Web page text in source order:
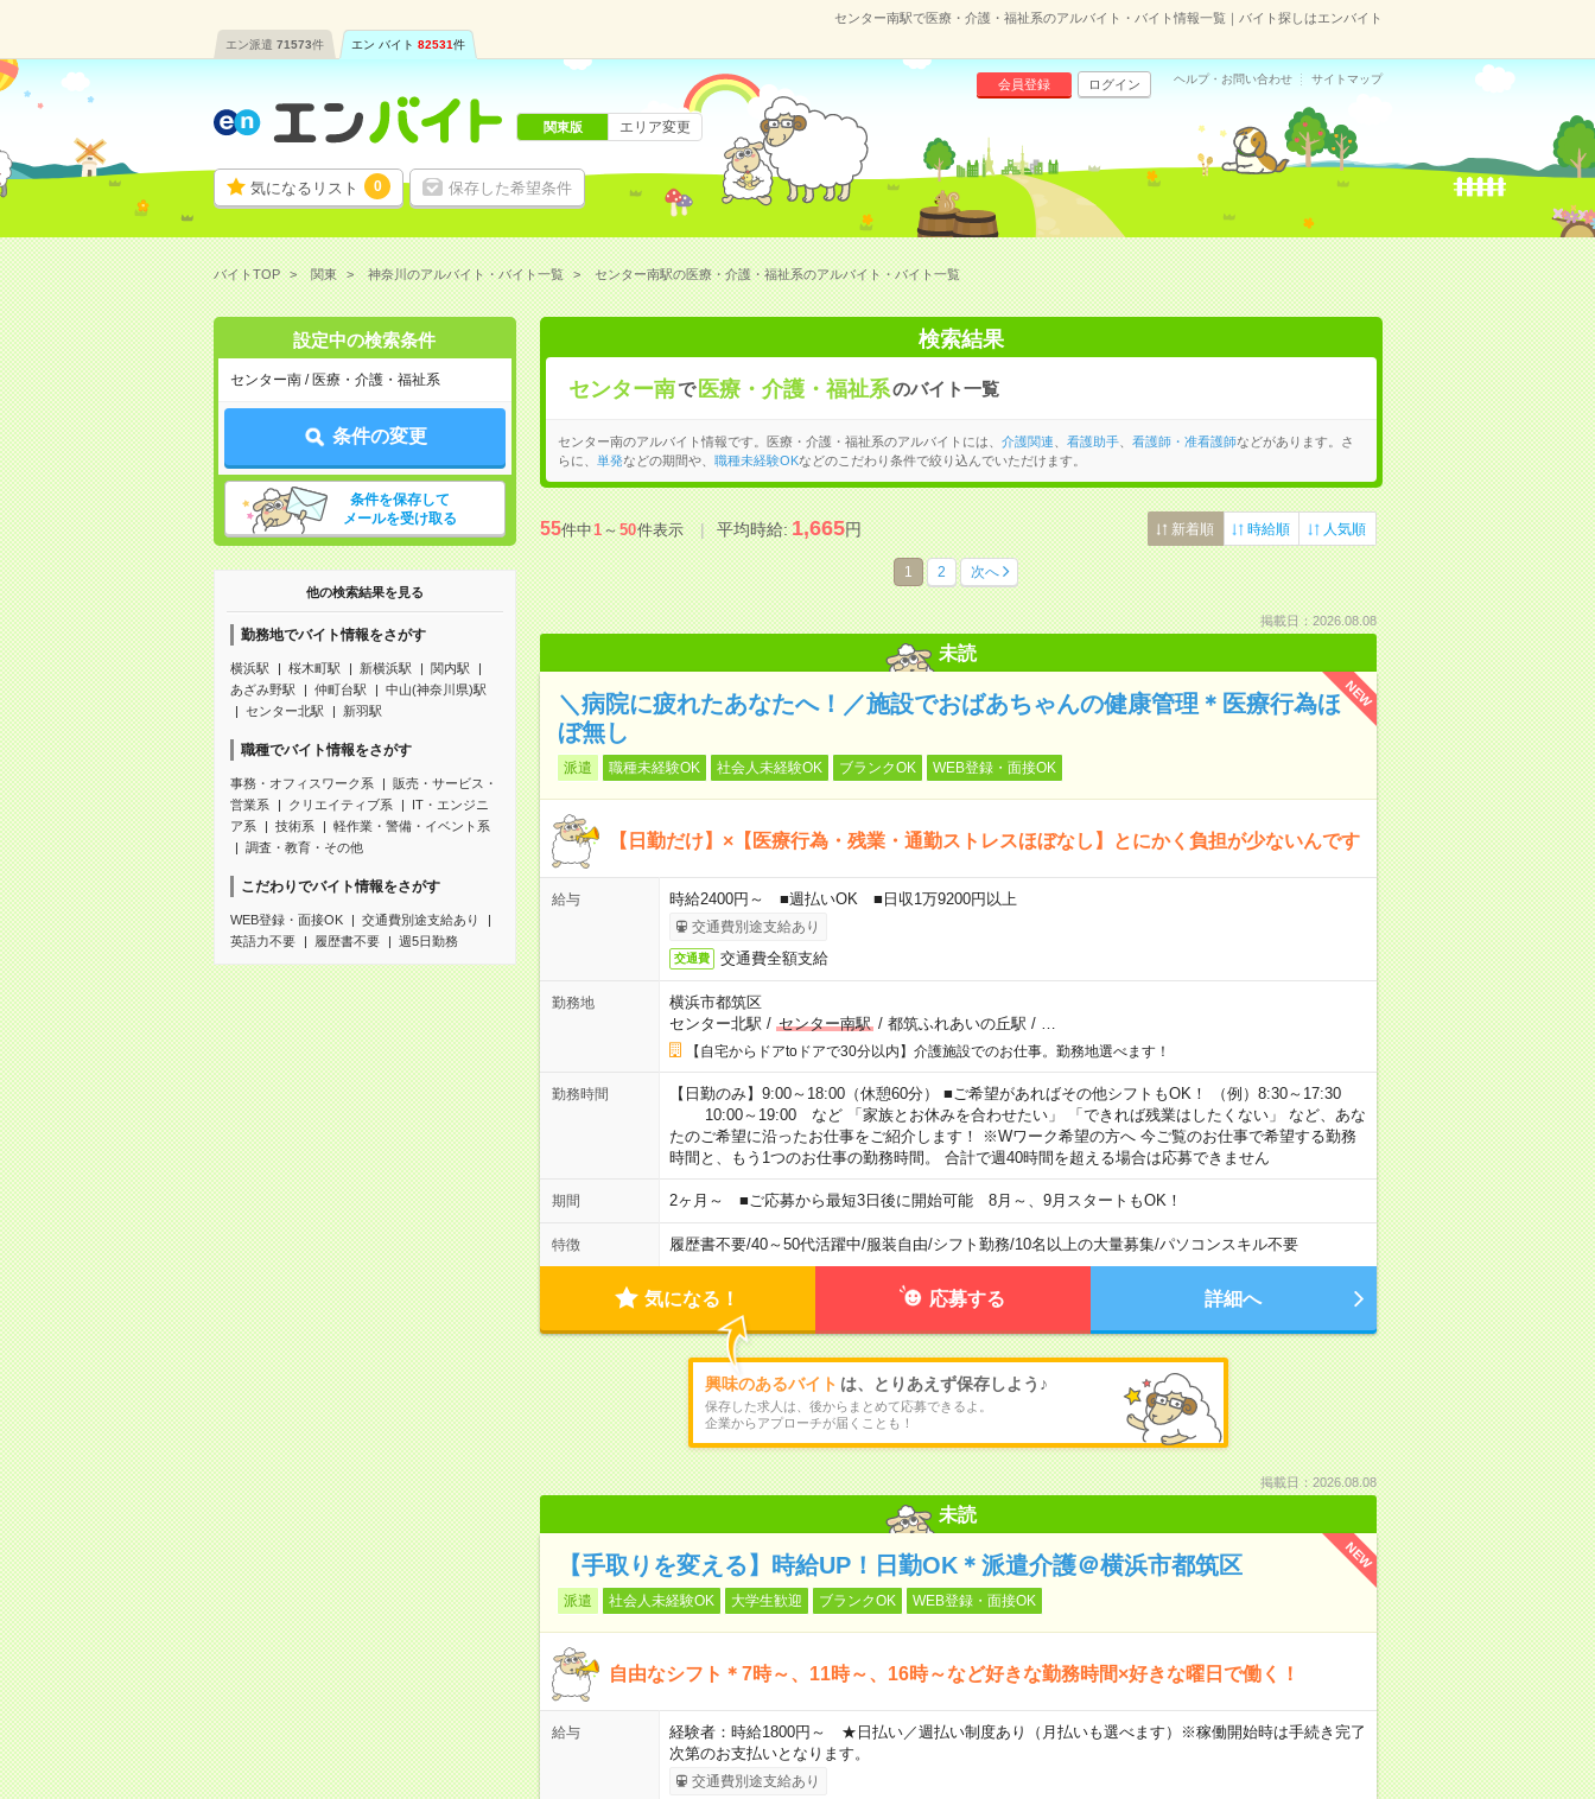
センター南駅で医療・介護・福祉系のアルバイト・バイト情報一覧｜バイト探しはエンバイト
エン派遣 71573件 エン バイト 82531件
気になるリスト 0 保存した希望条件
会員登録 ログイン ヘルプ・お問い合わせ サイトマップ
関東版 エリア変更
バイトTOP 関東 神奈川のアルバイト・バイト一覧 センター南駅の医療・介護・福祉系のアルバイト・バイト一覧
設定中の検索条件
センター南 / 医療・介護・福祉系
条件の変更
条件を保存して
メールを受け取る
他の検索結果を見る
勤務地でバイト情報をさがす
横浜駅 桜木町駅 新横浜駅
関内駅
あざみ野駅
仲町台駅
中山(神奈川県)駅
センター北駅
新羽駅
職種でバイト情報をさがす
事務・オフィスワーク系
販売・サービス・
営業系
クリエイティブ系
IT・エンジニ
ア系
技術系
軽作業・警備・イベント系
調査・教育・その他
こだわりでバイト情報をさがす
WEB登録・面接OK
交通費別途支給あり
英語力不要
履歴書不要 週5日勤務
検索結果
センター南で 医療・介護・福祉系のバイト一覧
センター南のアルバイト情報です。医療・介護・福祉系のアルバイトには、 介護関連 看護助手、 看護師・准看護師などがあります。さ
らに、
単発などの期間や、 職種未経験OKなどのこだわり条件で絞り込んでいただけます。
55件中1～50件表示 平均時給:1,665円 新着順 時給順 人気順
1 2 次へ
掲載日：2026.08.08
未読
NEW
＼病院に疲れたあなたへ！／施設でおばあちゃんの健康管理＊医療行為ほ
ぼ無し
派遣 職種未経験OK 社会人未経験OK ブランクOK WEB登録・面接OK
【日勤だけ】×【医療行為・残業・通勤ストレスほぼなし】とにかく負担が少ないんです
給与 時給2400円～ ■週払いOK ■日収1万9200円以上
交通費別途支給あり
交通費 交通費全額支給
勤務地
横浜市都筑区
センター北駅 / センター南駅/ 都筑ふれあいの丘駅 /
【自宅からドアtoドアで30分以内】介護施設でのお仕事。勤務地選べます！
勤務時間
【日勤のみ】9:00～18:00（休憩60分） ■ご希望があればその他シフトもOK！ （例）8:30～17:30
10:00～19:00 など 「家族とお休みを合わせたい」 「できれば残業はしたくない」 など、あな
たのご希望に沿ったお仕事をご紹介します！ ※Wワーク希望の方へ 今ご覧のお仕事で希望する勤務
時間と、もう1つのお仕事の勤務時間。 合計で週40時間を超える場合は応募できません
期間 2ヶ月～ ■ご応募から最短3日後に開始可能 8月～、9月スタートもOK！
特徴 履歴書不要/40～50代活躍中/服装自由/シフト勤務/10名以上の大量募集/パソコンスキル不要
気になる！ 応募する 詳細へ
興味のあるバイト は、とりあえず保存しよう♪
保存した求人は、後からまとめて応募できるよ。
企業からアプローチが届くことも！
掲載日：2026.08.08
未読
NEW
【手取りを変える】時給UP！日勤OK＊派遣介護＠横浜市都筑区
派遣 社会人未経験OK 大学生歓迎 ブランクOK WEB登録・面接OK
自由なシフト＊7時～、11時～、16時～など好きな勤務時間×好きな曜日で働く！
給与
経験者：時給1800円～ ★日払い／週払い制度あり（月払いも選べます）※稼働開始時は手続き完了
次第のお支払いとなります。
交通費別途支給あり